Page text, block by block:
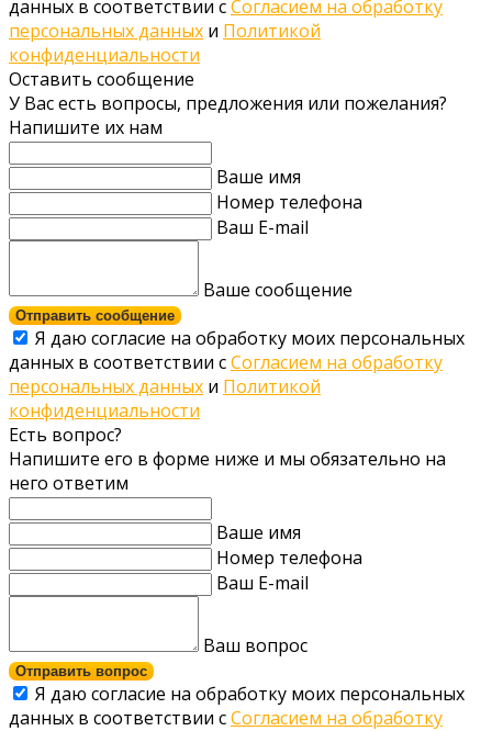
данных в соответствии сСогласием на обработку
персональных данных и Политикой
конфиденциальности
Оставить сообщение
У Вас есть вопросы, предложения или пожелания?
Напишите их нам
Ваше имя
Номер телефона
Ваш E-mail
Ваше сообщение
Отправить сообщение
Я даю согласие на обработку моих персональных
данных в соответствии сСогласием на обработку
персональных данных и Политикой
конфиденциальности
Есть вопрос?
Напишите его в форме ниже и мы обязательно на
него ответим
Ваше имя
Номер телефона
Ваш E-mail
Ваш вопрос
Отправить вопрос
Я даю согласие на обработку моих персональных
данных в соответствии сСогласием на обработку